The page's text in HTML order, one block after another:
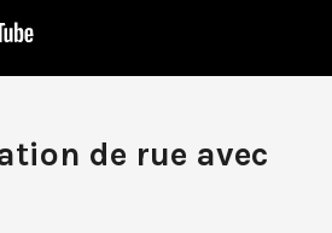
de rue avec